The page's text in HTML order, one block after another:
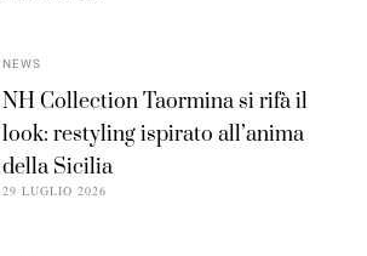
NEWS
NH Collection Taormina si rifà il
look: restyling ispirato all’anima
della Sicilia
29 LUGLIO 2026